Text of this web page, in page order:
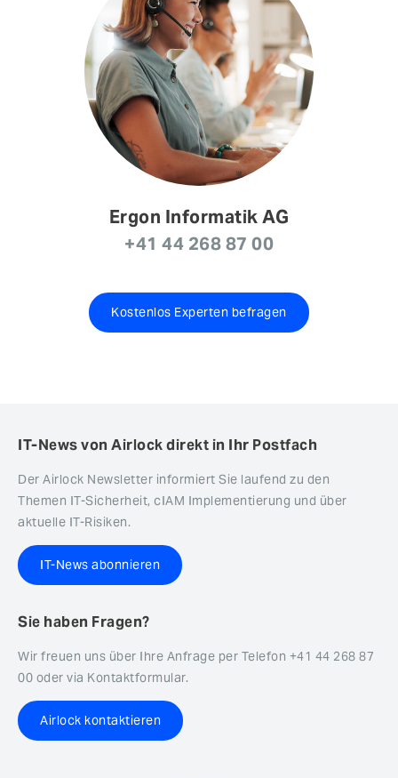
Ergon Informatik AG
+41 44 268 87 00
Kostenlos Experten befragen
IT-News von Airlock direkt in Ihr Postfach
Der Airlock Newsletter informiert Sie laufend zu den
Themen IT-Sicherheit, cIAM Implementierung und über
aktuelle IT-Risiken.
IT-News abonnieren
Sie haben Fragen?
Wir freuen uns über Ihre Anfrage per Telefon +41 44 268 87
00 oder via Kontaktformular.
Airlock kontaktieren